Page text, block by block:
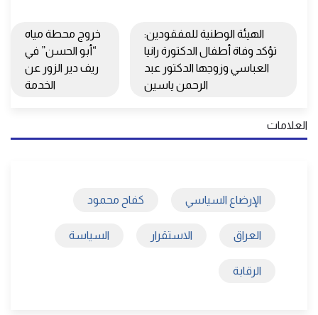
الهيئة الوطنية للمفقودين:
تؤكد وفاة أطفال الدكتورة رانيا
العباسي وزوجها الدكتور عبد
الرحمن ياسين
خروج محطة مياه
“أبو الحسن” في
ريف دير الزور عن
الخدمة
العلامات
الإرضاع السياسي كفاح محمود
العراق الاستقرار السياسة
الرقابة